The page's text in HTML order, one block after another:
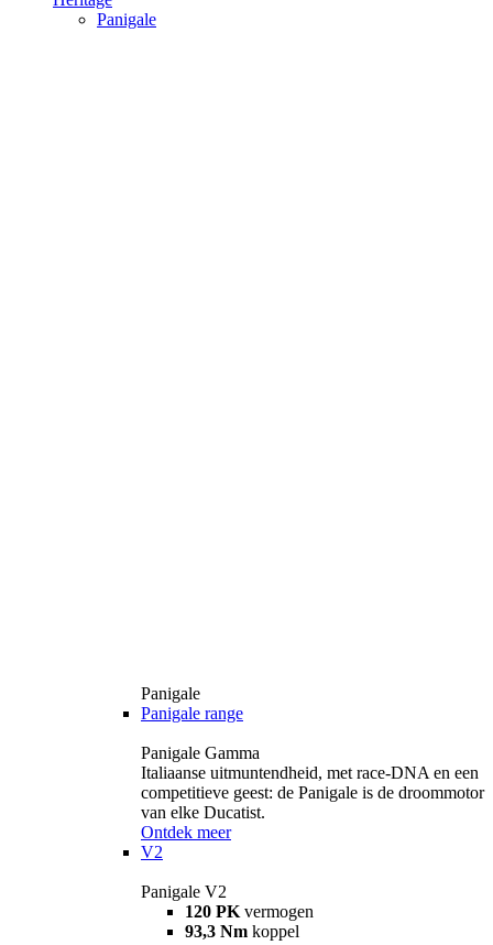
Panigale
Panigale
Panigale range
Panigale Gamma
Italiaanse uitmuntendheid, met race-DNA en een
competitieve geest: de Panigale is de droommotor
van elke Ducatist.
Ontdek meer
V2
Panigale V2
120 PK vermogen
93,3 Nm koppel